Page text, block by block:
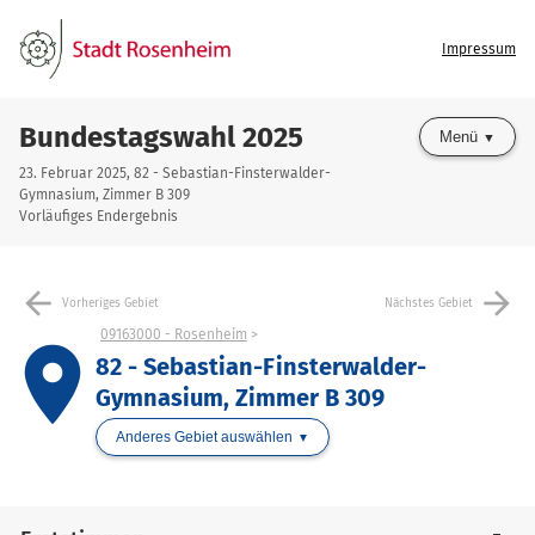
Impressum
Bundestagswahl 2025
23. Februar 2025, 82 - Sebastian-Finsterwalder-
Gymnasium, Zimmer B 309
Vorläufiges Endergebnis
Menü
arrow_back Vorheriges Gebiet Nächstes Gebiet arrow_forward
place
09163000 - Rosenheim
82 - Sebastian-Finsterwalder-
Gymnasium, Zimmer B 309
Anderes Gebiet auswählen